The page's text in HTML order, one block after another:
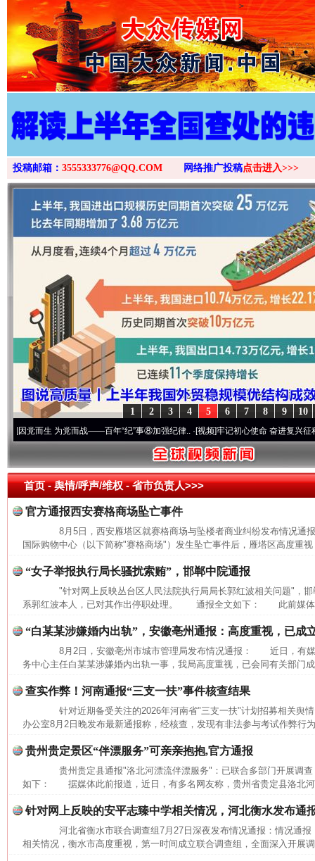
>
投稿邮箱： 3555333776@QQ.COM 网络推广投稿点击进入>>>
10
9
8
7
6
5
4
3
2
1
而生 为党而战——百年“纪”事⑧加强纪律..·[视频]牢记初心使命 奋进复兴征程丨“转
首页- 舆情/呼声/维权 -省市负责人>>>
官方通报西安赛格商场坠亡事件
8月5日，西安雁塔区就赛格商场与坠楼者商业纠纷发布情况
国际购物中心（以下简称"赛格商场"）发生坠亡事件后，雁塔区高度重
“女子举报执行局长骚扰索贿”，邯郸中院通报
"针对网上反映丛台区人民法院执行局局长郭红波相关问题"，邯
系郭红波本人，已对其作出停职处理。 通报全文如下： 此前媒体
“白某某涉嫌婚内出轨”，安徽亳州通报：高度重视，已成
8月2日，安徽亳州市城市管理局发布情况通报： 近日，有媒
务中心主任白某某涉嫌婚内出轨一事，我局高度重视，已会同有关部门
查实作弊！河南通报“三支一扶”事件核查结果
针对近期备受关注的2026年河南省"三支一扶"计划招募相关舆
办公室8月2日晚发布最新通报称，经核查，发现有非法参与考试作弊行
贵州贵定景区“伴漂服务”可亲亲抱抱,官方通报
贵州贵定县通报"洛北河漂流伴漂服务"：已联合多部门开展调查
如下： 据媒体此前报道，近日，有多名网友称，贵州省贵定县洛北
针对网上反映的安平志臻中学相关情况，河北衡水发布通
河北省衡水市联合调查组7月27日深夜发布情况通报：情况通
相关情况，衡水市高度重视，第一时间成立联合调查组，全面深入开展
网上购药对药下症？
这是一记警钟！ 谢